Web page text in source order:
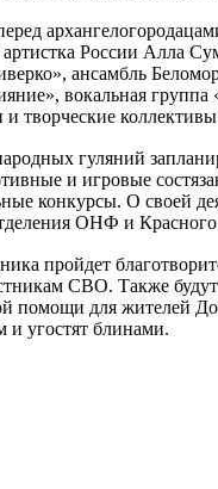
артистка России Алла
ансамбль
вокальная
и творческие
гуляний
и игровые
конкурсы. О своей
ОНФ и Красного
пройдет
СВО. Также будут
помощи для жителей
и угостят блинами.